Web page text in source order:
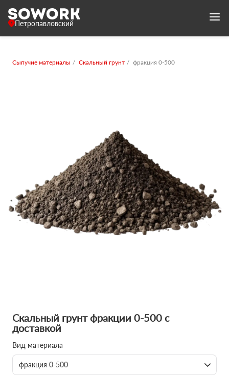
Петропавловский
Сыпучие материалы Скальный грунт фракция 0-500
Скальный грунт фракции 0-500 с
доставкой
Вид материала
фракция 0-500